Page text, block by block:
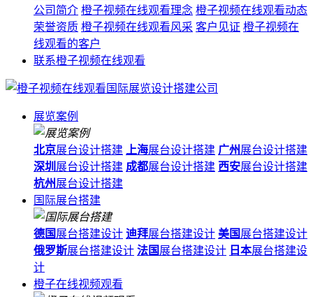
公司简介 橙子视频在线观看理念 橙子视频在线观看动态
荣誉资质 橙子视频在线观看风采 客户见证 橙子视频在
线观看的客户
联系橙子视频在线观看
展览案例
北京展台设计搭建 上海展台设计搭建 广州展台设计搭建
深圳 展台设计搭建 成都展台设计搭建 西安展台设计搭建
杭州展台设计搭建
国际展台搭建
德国 展台搭建设计 迪拜展台搭建设计 美国 展台搭建设计
俄罗斯展台搭建设计 法国 展台搭建设计 日本展台搭建设
计
橙子在线视频观看